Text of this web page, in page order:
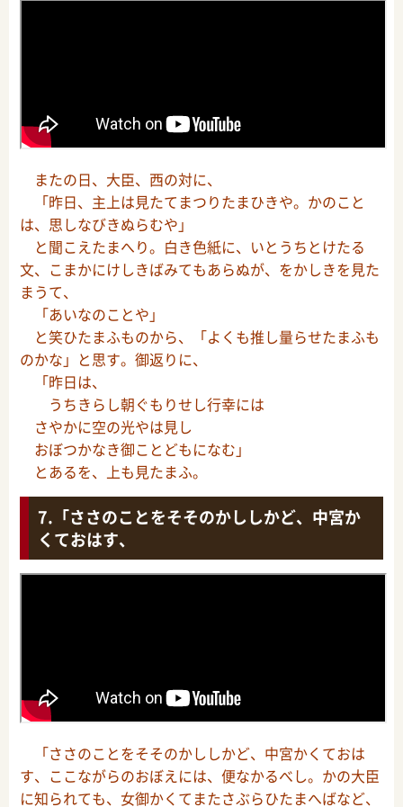
またの日、大臣、西の対に、
「昨日、主上は見たてまつりたまひきや。かのこと
は、思しなびきぬらむや」
と聞こえたまへり。白き色紙に、いとうちとけたる
文、こまかにけしきばみてもあらぬが、をかしきを見た
まうて、
「あいなのことや」
と笑ひたまふものから、「よくも推し量らせたまふも
のかな」と思す。御返りに、
「昨日は、
うちきらし朝ぐもりせし行幸には
さやかに空の光やは見し
おぼつかなき御ことどもになむ」
とあるを、上も見たまふ。
「ささのことをそそのかししかど、中宮か
くておはす、
「ささのことをそそのかししかど、中宮かくておは
す、ここながらのおぼえには、便なかるべし。かの大臣
に知られても、女御かくてまたさぶらひたまへばなど、